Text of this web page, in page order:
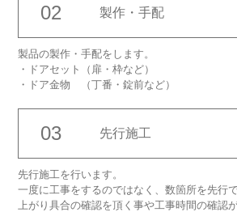
02 製作・手配
製品の製作・手配をします。
・ドアセット（扉・枠など）
・ドア金物 （丁番・錠前など）
03 先行施工
先行施工を行います。
一度に工事をするのではなく、数箇所を先行
上がり具合の確認を頂く事や工事時間の確認